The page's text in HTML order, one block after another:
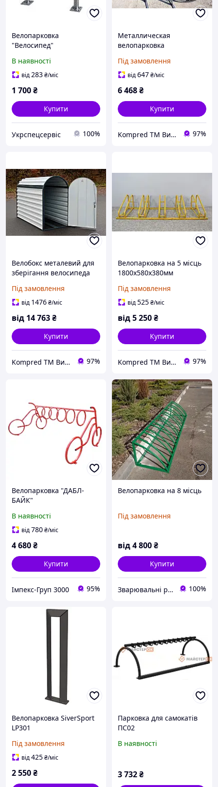
Велопарковка
"Велосипед"
В наявності
від283₴/міс
1 700₴
Купити
Укрспецсервіс 100%
Металлическая
велопарковка
Під замовлення
від647₴/міс
6 468₴
Купити
Kompred TM Виробниче підприємство 97%
Велобокс металевий для
зберігання велосипеда
Під замовлення
від 1476₴/міс
від 14 763₴
Купити
Kompred TM Виробниче підприємство 97%
Велопарковка на 5 місць
1800х580х380мм
Kompred OL379
Під замовлення
від525₴/міс
від5 250₴
Купити
Kompred TM Виробниче підприємство 97%
Велопарковка "ДАБЛ-
БАЙК"
В наявності
від780₴/міс
4 680₴
Купити
Імпекс-Груп 3000 95%
Велопарковка на 8 місць
Під замовлення
від4 800₴
Купити
Зварювальні роботи будь-якої складності 100%
Велопарковка SiverSport
LP301
Під замовлення
від425₴/міс
2 550₴
Парковка для самокатів
ПС02
В наявності
3 732₴